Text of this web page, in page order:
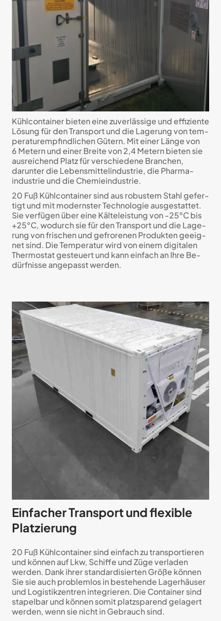
Kühl­con­tainer bieten eine zu­verläs­sige und effi­zi­ente
Lö­sung für den Trans­port und die Lage­rung von tem­
pe­ra­tur­emp­find­lichen Gütern. Mit einer Länge von
6 Metern und einer Breite von 2,4 Metern bieten sie
aus­rei­chend Platz für ver­schie­dene Branchen,
darunter die Lebens­mittel­indu­strie, die Pharma­
indu­strie und die Chemie­industrie.
20 Fuß Kühl­con­tainer sind aus robustem Stahl ge­fer­
tigt und mit mo­dern­ster Tech­no­lo­gie aus­ge­stattet.
Sie ver­fügen über eine Kälte­leistung von -25°C bis
+25°C, wodurch sie für den Trans­port und die Lage­
rung von frischen und ge­frore­nen Pro­duk­ten ge­eig­
net sind. Die Tem­pe­ra­tur wird von einem digi­talen
Thermo­stat ge­steu­ert und kann ein­fach an Ihre Be­
dürf­nisse an­ge­passt werden.
Einfacher Transport und flexible
Platzierung
20 Fuß Kühl­con­tainer sind einfach zu trans­por­tie­ren
und können auf Lkw, Schiffe und Züge ver­laden
werden. Dank ihrer stan­dar­di­sier­ten Größe können
Sie sie auch pro­blem­los in be­stehende Lager­häuser
und Logistik­zentren inte­grie­ren. Die Con­tainer sind
stapel­bar und können somit platz­sparend ge­lagert
werden, wenn sie nicht in Gebrauch sind.